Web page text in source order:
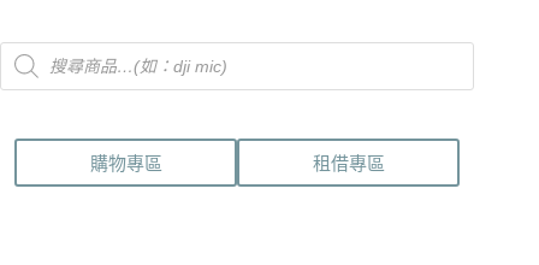
Products
search
購物專區 租借專區